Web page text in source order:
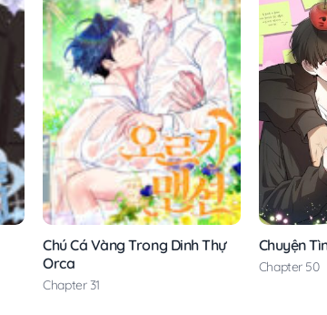
Chú Cá Vàng Trong Dinh Thự
Orca
Chapter 31
Chuyện
Chapter 50